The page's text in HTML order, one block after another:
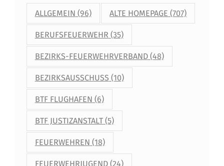
O
M
E
P
A
G
ALLGEMEIN (96) ALTE HOMEPAGE (707)
BERUFSFEUERWEHR (35)
BEZIRKS-FEUERWEHRVERBAND(48)
BEZIRKSAUSSCHUSS (10)
BTF FLUGHAFEN (6)
BTF JUSTIZANSTALT(5)
FEUERWEHREN (18)
FEUERWEHRJUGEND(24)